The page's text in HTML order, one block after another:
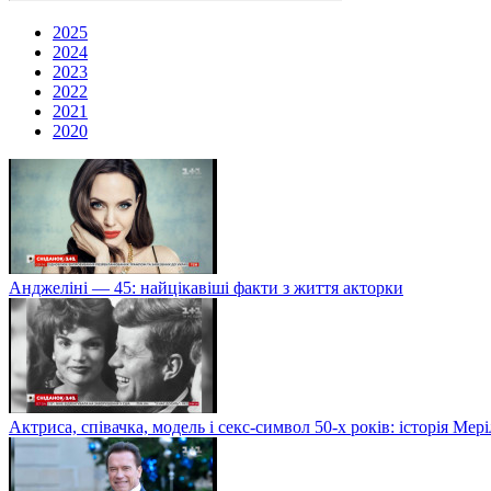
2025
2024
2023
2022
2021
2020
Анджеліні — 45: найцікавіші факти з життя акторки
Актриса, співачка, модель і секс-символ 50-х років: історія